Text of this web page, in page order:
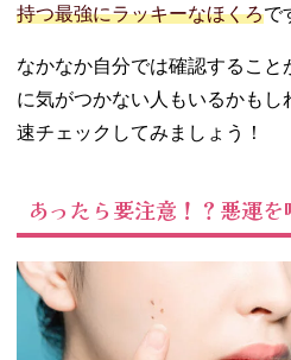
持つ最強にラッキーなほくろで
なかなか自分では確認すること
に気がつかない人もいるかも
速チェックしてみましょう！
あったら要注意！？悪運